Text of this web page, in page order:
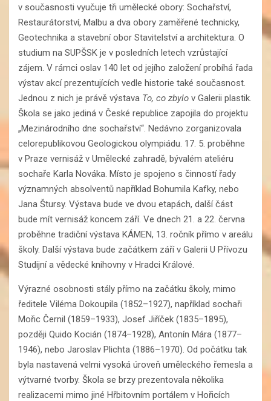
v současnosti vyučuje tři umělecké obory: Sochařství,
Restaurátorství, Malbu a dva obory zaměřené technicky,
Geotechnika a stavební obor Stavitelství a architektura. O
studium na SUPŠSK je v posledních letech vzrůstající
zájem. V rámci oslav 140 let od jejího založení probíhá řada
výstav akcí prezentujících vedle historie také současnost.
Jednou z nich je právě výstava To, co zbylo v Galerii plastik.
Škola se jako jediná v České republice zapojila do projektu
„Mezinárodního dne sochařství“. Nedávno zorganizovala
celorepublikovou Geologickou olympiádu. 17. 5. proběhne
v Praze vernisáž v Umělecké zahradě, bývalém ateliéru
sochaře Karla Nováka. Místo je spojeno s činností řady
významných absolventů například Bohumila Kafky, nebo
Jana Štursy. Výstava bude ve dvou etapách, další část
bude mít vernisáž koncem září. Ve dnech 21. a 22. června
proběhne tradiční výstava KÁMEN, 13. ročník přímo v areálu
školy. Další výstava bude začátkem září v Galerii U Přívozu
Studijní a vědecké knihovny v Hradci Králové.
Výrazné osobnosti stály přímo na začátku školy, mimo
ředitele Viléma Dokoupila (1852–1927), například sochaři
Mořic Černil (1859–1933), Josef Jiříček (1835–1895),
později Quido Kocián (1874–1928), Antonín Mára (1877–
1946), nebo Jaroslav Plichta (1886–1970). Od počátku tak
byla nastavená velmi vysoká úroveň uměleckého řemesla a
výtvarné tvorby. Škola se brzy prezentovala několika
realizacemi mimo jiné Hřbitovním portálem v Hořicích